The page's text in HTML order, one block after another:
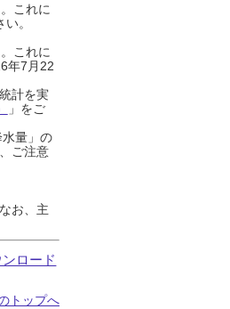
これに
。
これに
年7月22
計を実
」をご
量」の
ご注意
お、主
ロード
トップへ